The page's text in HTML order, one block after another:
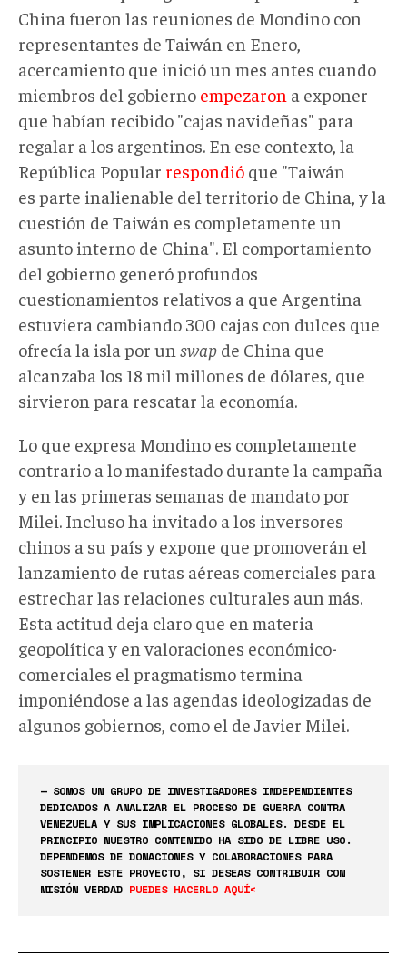
China fueron las reuniones de Mondino con
representantes de Taiwán en Enero,
acercamiento que inició un mes antes cuando
miembros del gobierno empezaron a exponer
que habían recibido "cajas navideñas" para
regalar a los argentinos. En ese contexto, la
República Popular respondió que "Taiwán
es parte inalienable del territorio de China, y la
cuestión de Taiwán es completamente un
asunto interno de China". El comportamiento
del gobierno generó profundos
cuestionamientos relativos a que Argentina
estuviera cambiando 300 cajas con dulces que
ofrecía la isla por un swap de China que
alcanzaba los 18 mil millones de dólares, que
sirvieron para rescatar la economía.
Lo que expresa Mondino es completamente
contrario a lo manifestado durante la campaña
y en las primeras semanas de mandato por
Milei. Incluso ha invitado a los inversores
chinos a su país y expone que promoverán el
lanzamiento de rutas aéreas comerciales para
estrechar las relaciones culturales aun más.
Esta actitud deja claro que en materia
geopolítica y en valoraciones económico-
comerciales el pragmatismo termina
imponiéndose a las agendas ideologizadas de
algunos gobiernos, como el de Javier Milei.
— SOMOS UN GRUPO DE INVESTIGADORES INDEPENDIENTES
DEDICADOS A ANALIZAR EL PROCESO DE GUERRA CONTRA
VENEZUELA Y SUS IMPLICACIONES GLOBALES. DESDE EL
PRINCIPIO NUESTRO CONTENIDO HA SIDO DE LIBRE USO.
DEPENDEMOS DE DONACIONES Y COLABORACIONES PARA
SOSTENER ESTE PROYECTO, SI DESEAS CONTRIBUIR CON
MISIÓN VERDAD PUEDES HACERLO AQUÍ<